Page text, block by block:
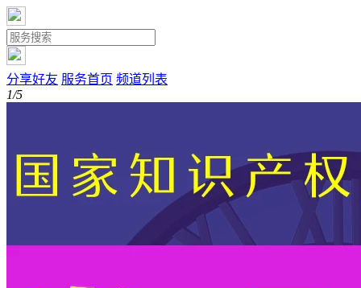
分享好友 服务首页 频道列表
1/5